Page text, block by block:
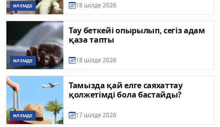
ӘЛЕМДЕ 18 шілде 2026
ӘЛЕМДЕ
Тау беткейі опырылып, сегіз адам
қаза тапты
18 шілде 2026
ӘЛЕМДЕ
Тамызда қай елге саяхаттау
қолжетімді бола бастайды?
17 шілде 2026